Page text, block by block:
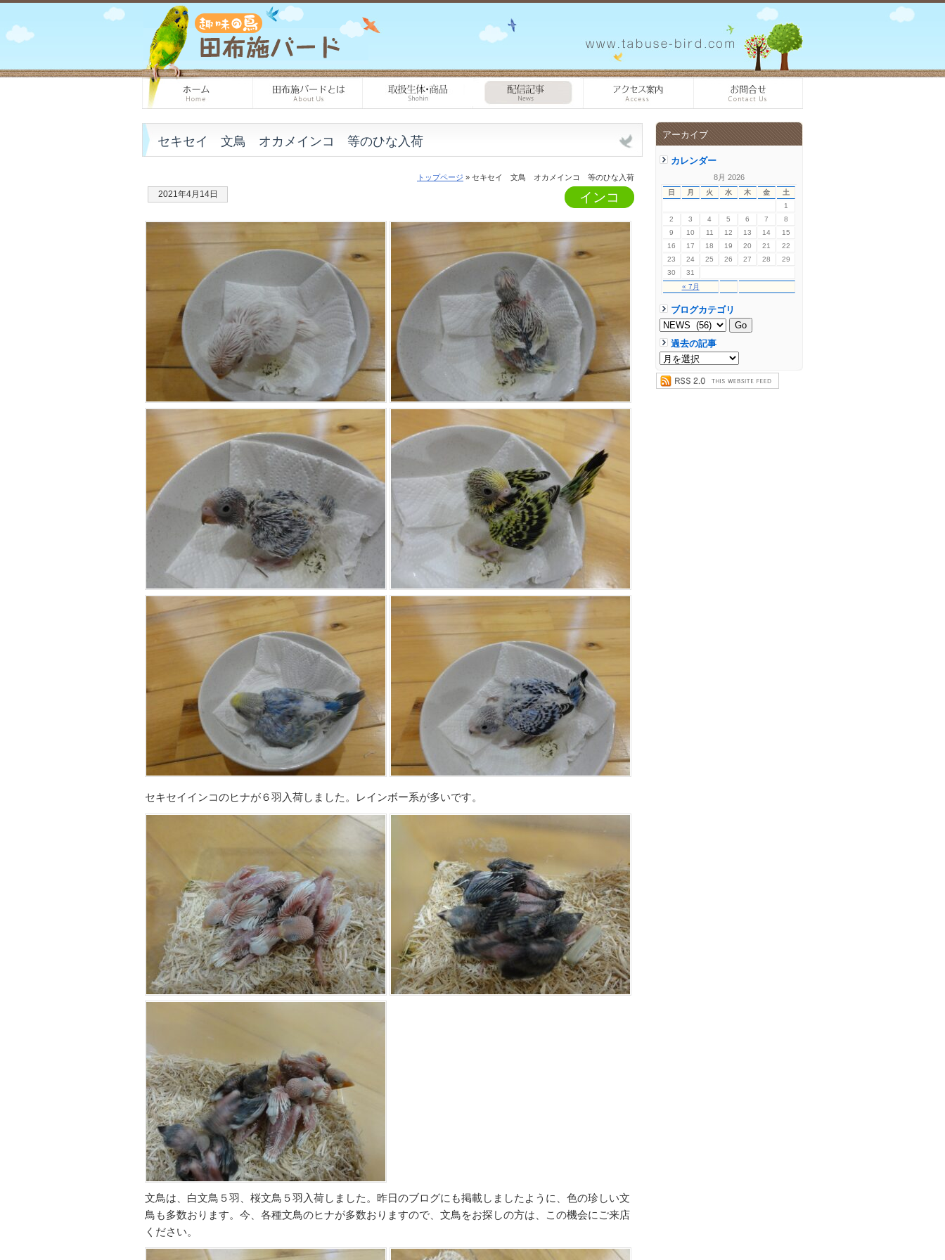
アーカイブ
カレンダー
8月 2026
日 月 火 水 木 金 土
« 7月
1
2
3 4 5 6 7
8
9
10 11 12 13 14
15
16
17 18 19 20 21
22
23
24 25 26 27 28
29
30
31
ブログカテゴリ
過去の記事
セキセイ 文鳥 オカメインコ 等のひな入荷
トップページ » セキセイ 文鳥 オカメインコ 等のひな入荷
2021年4月14日 インコ
セキセイインコのヒナが６羽入荷しました。レインボー系が多いです。
文鳥は、白文鳥５羽、桜文鳥５羽入荷しました。昨日のブログにも掲載しましたように、色の珍しい文
鳥も多数おります。今、各種文鳥のヒナが多数おりますので、文鳥をお探しの方は、この機会にご来店
ください。